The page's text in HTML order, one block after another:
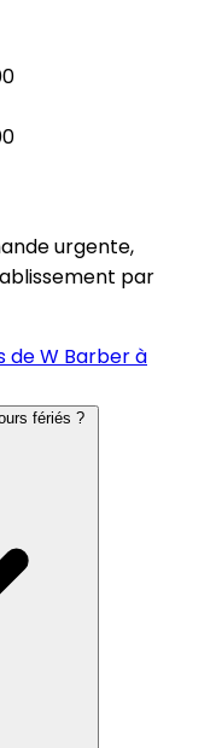
urgente,
par
de W Barber à
fériés ?